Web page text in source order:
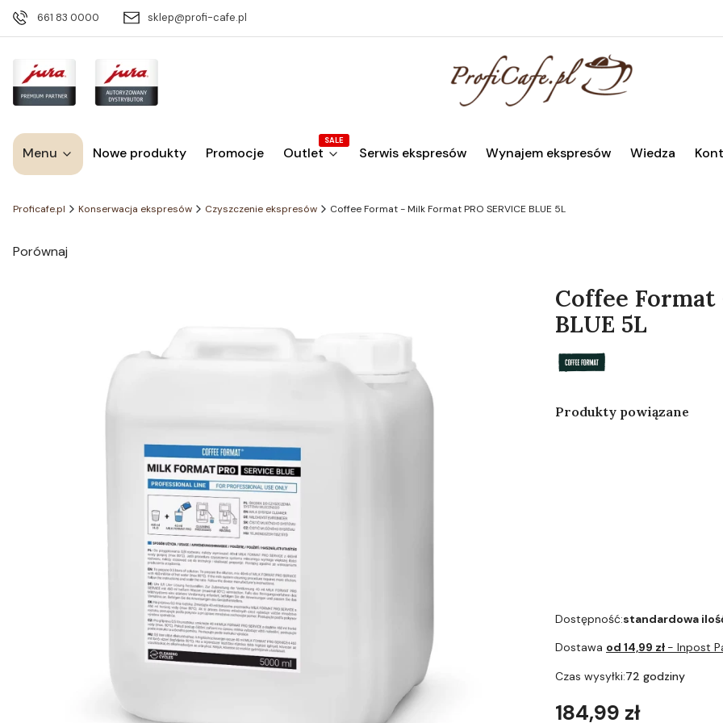
661 83 0000 sklep@profi-cafe.pl
Menu Nowe produkty Promocje Outlet
SALE
Serwis ekspresów Wynajem ekspresów Wiedza
Proficafe.pl Konserwacja ekspresów Czyszczenie ekspresów Coffee Format - Milk Format PRO SERVICE BLUE 5L
Porównaj
Coffee Format
BLUE 5L
Produkty powiązane
Dostępność:standardowa
Dostawa od 14,99 zł - Inpost
Czas wysyłki:72 godziny
Cena
184,99 zł